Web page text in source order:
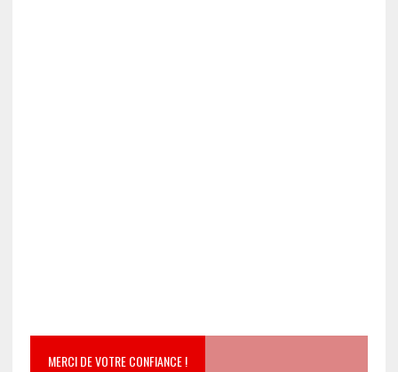
MERCI DE VOTRE CONFIANCE !